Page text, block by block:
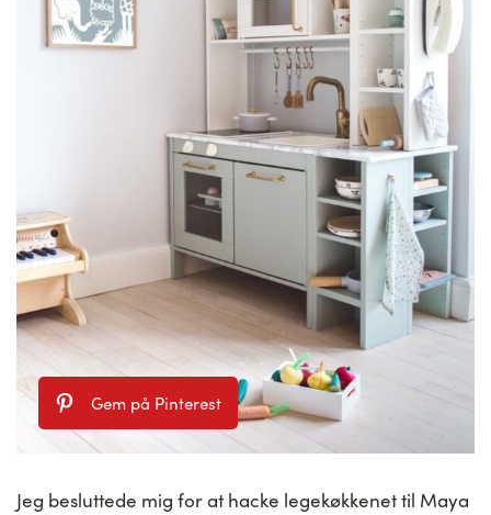
Gem på Pinterest
Jeg besluttede mig for at hacke legekøkkenet til Maya